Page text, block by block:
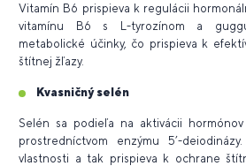
Vitamín B6 prispieva k regulácii
vitamínu B6 s L-tyrozínom a
metabolické účinky, čo prispieva k
štítnej žľazy.
Kvasničný selén
Selén sa podieľa na aktivácii
prostredníctvom enzýmu 5’-
vlastnosti a tak prispieva k ochrane